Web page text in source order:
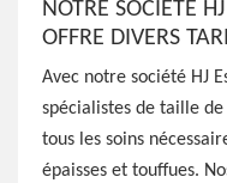
NOTRE SOCIÉTÉ
OFFRE DIVERS
Avec notre société HJ
spécialistes de taille
tous les soins
épaisses et touffues.